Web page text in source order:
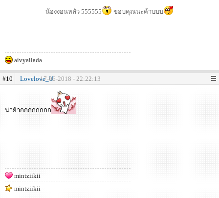
น้องงอนหลัว 555555 ขอบคุณนะค้าบบบ
aivyailada
#10 Lovelove_U17-06-2018 - 22:22:13
น่าย้ากกกกกกกก
mintziikii
mintziikii